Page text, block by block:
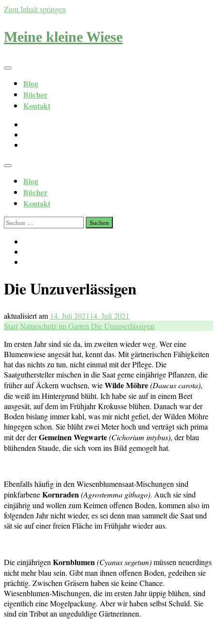
Zum Inhalt springen
Meine kleine Wiese
Blog
Bücher
Kontakt
Blog
Bücher
Kontakt
Suchen
nach:
Die Unzuverlässigen
aktualisiert am 14. Juli 2021 14. Juli 2021
StartNaturschutz im Garten Die Unzuverlässigen
Im ersten Jahr sind sie da, im zweiten wieder weg. Wer eine
Blumenwiese angesät hat, kennt das. Mit gärtnerischen Fähigkeiten
hat das nichts zu tun, nicht einmal mit der Pflege. Die
Saatguthersteller mischen in die Saat gerne einjährige Pflanzen, die
früher auf Äckern wuchsen, wieWilde Möhre(Daucus carota),
die weiß im Hintergrund blüht. Ich habe sie auf in einem Beet
ausgesät, auf dem im Frühjahr Krokusse blühen. Danach war der
Boden bislang immer kahl, was mir nicht gefiel, der Wilden Möhre
hingegen schon. Sie blüht zwei Meter hoch und verträgt sich prima
mit der derGemeinen Wegwarte(Cichorium intybus), der blau
blühenden Staude, die sich vorn ins Bild gemogelt hat.
Ebenfalls häufig in den Wiesenblumensaat-Mischungen sind
pinkfarbeneKornraden(Agrostemma githago). Auch sie sind
einjährig und wollen zum Keimen offenen Boden, kommen also im
folgenden Jahr nicht wieder, es sei denn man sammelt die Saat und
sät sie auf einer freien Fläche im Frühjahr wieder aus.
Die einjährigen Kornblumen(Cyanus segetum)müssen neuerdings
nicht mehr blau sein. Gibt man ihnen offenen Boden, gedeihen sie
prächtig. Zwischen Gräsern haben sie keine Chance.
Wiesenblumen-Mischungen, die im ersten Jahr üppig blühen, sind
eigentlich eine Mogelpackung. Aber wir haben selbst Schuld. Sie
sind ein Tribut an ungeduldige Gärtnerinnen.